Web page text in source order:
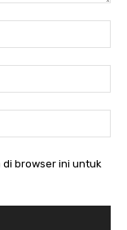
di browser ini untuk